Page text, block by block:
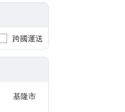
跨國運送
基隆市